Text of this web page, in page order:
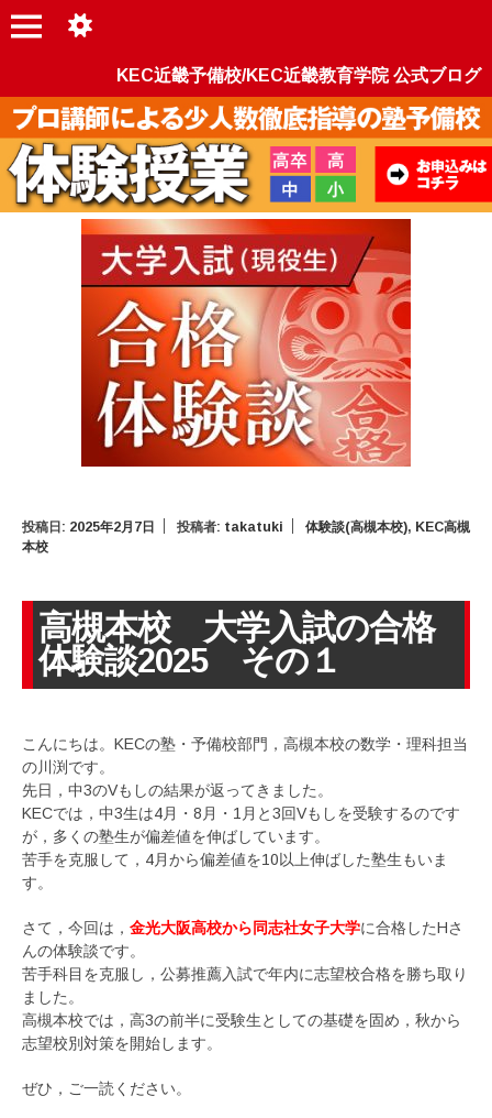
KEC近畿予備校/KEC近畿教育学院 公式ブログ
投稿日: 2025年2月7日 投稿者: takatuki 体験談(高槻本校), KEC高槻
本校
高槻本校 大学入試の合格
体験談2025 その１
こんにちは。KECの塾・予備校部門，高槻本校の数学・理科担当
の川渕です。
先日，中3のVもしの結果が返ってきました。
KECでは，中3生は4月・8月・1月と3回Vもしを受験するのです
が，多くの塾生が偏差値を伸ばしています。
苦手を克服して，4月から偏差値を10以上伸ばした塾生もいま
す。
さて，今回は， 金光大阪高校から同志社女子大学に合格したHさ
んの体験談です。
苦手科目を克服し，公募推薦入試で年内に志望校合格を勝ち取り
ました。
高槻本校では，高3の前半に受験生としての基礎を固め，秋から
志望校別対策を開始します。
ぜひ，ご一読ください。